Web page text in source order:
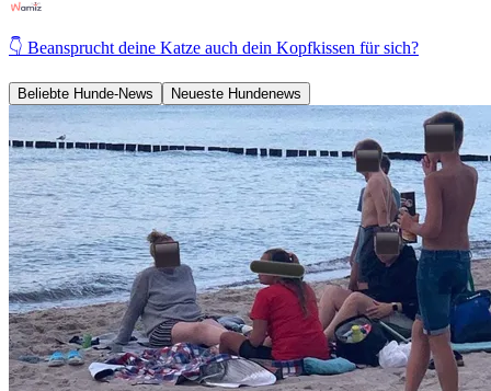
👇 Beansprucht deine Katze auch dein Kopfkissen für sich?
Beliebte Hunde-News Neueste Hundenews